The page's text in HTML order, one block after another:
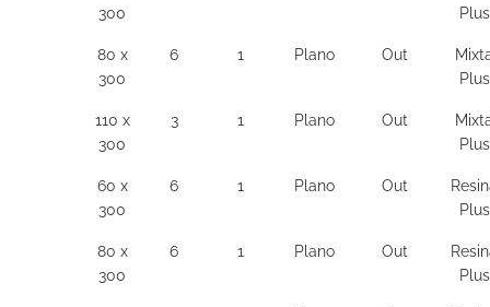
300
Plus
80 x
300
6 1 Plano Out
Plus
110 x
300
3 1 Plano Out
Plus
60 x
300
6 1 Plano Out
Plus
80 x
300
6 1 Plano Out
Plus